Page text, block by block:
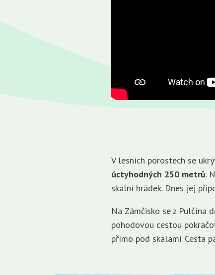
V lesních porostech se
úctyhodných 250 metrů.
skalní hrádek. Dnes jej
Na Zámčisko se z Pulčína
pohodovou cestou
přímo pod skalami. Cesta